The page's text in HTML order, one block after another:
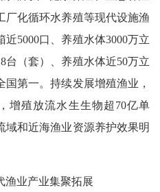
厂化循环水养殖等现代设施渔
5000口、养殖水体3000万立
台（套）、养殖水体近50万立
第一。持续发展增殖渔业，
增殖放流水生生物超70亿单
域和近海渔业资源养护效果明
业产业集聚拓展